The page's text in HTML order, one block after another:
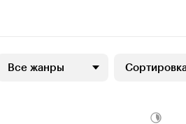
Все жанры